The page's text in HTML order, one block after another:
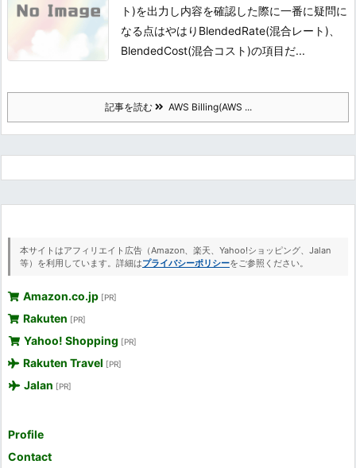
ト)を出力し内容を確認した際に一番に疑問に
なる点はやはりBlendedRate(混合レート)、
BlendedCost(混合コスト)の項目だ...
記事を読む AWS Billing(AWS ...
本サイトはアフィリエイト広告（Amazon、楽天、Yahoo!ショッピング、Jalan
等）を利用しています。詳細はプライバシーポリシーをご参照ください。
Amazon.co.jp [PR]
Rakuten [PR]
Yahoo! Shopping [PR]
Rakuten Travel [PR]
Jalan [PR]
Profile
Contact